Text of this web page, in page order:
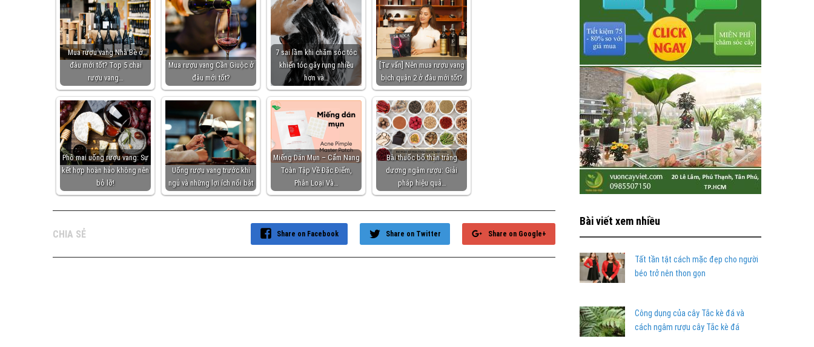
Mua rượu vang Nhà Bè ở
đâu mới tốt? Top 5 chai
rượu vang…
Mua rượu vang Cần Giuộc ở
đâu mới tốt?
7 sai lầm khi chăm sóc tóc
khiến tóc gãy rụng nhiều
hơn và…
[Tư vấn] Nên mua rượu vang
bịch quận 2 ở đâu mới tốt?
Phô mai uống rượu vang: Sự
kết hợp hoàn hảo không nên
bỏ lỡ!
Uống rượu vang trước khi
ngủ và những lợi ích nổi bật
Miếng Dán Mụn – Cẩm Nang
Toàn Tập Về Đặc Điểm,
Phân Loại Và…
Bài thuốc bổ thận tráng
dương ngâm rượu: Giải
pháp hiệu quả…
CHIA SẺ Share on Google+
Share on Twitter
Share on Facebook
Bài viết xem nhiều
Tất tần tật cách mặc đẹp cho người
béo trở nên thon gọn
Công dụng của cây Tắc kè đá và
cách ngâm rượu cây Tắc kè đá